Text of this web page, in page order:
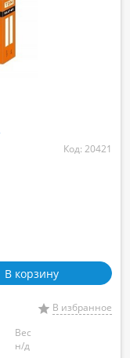
Код: 20421
В корзину
В избранное
Вес
н/д